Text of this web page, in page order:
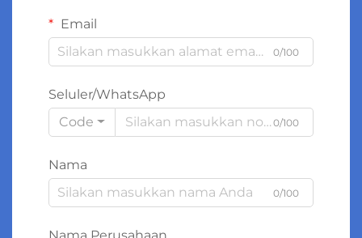
Email
0/100
Seluler/WhatsApp
Code
0/100
Nama
0/100
Nama Perusahaan